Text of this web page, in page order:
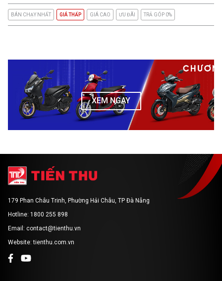
BÁN CHẠY NHẤT GIÁ THẤP GIÁ CAO ƯU ĐÃI TRẢ GÓP 0%
XEM NGAY
179 Phan Châu Trinh, Phường Hải Châu, TP Đà Nẵng
Hotline: 1800 255 898
Email: contact@tienthu.vn
Website: tienthu.com.vn